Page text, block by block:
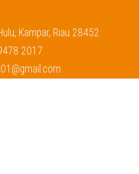
Kampar, Riau 28452
2017